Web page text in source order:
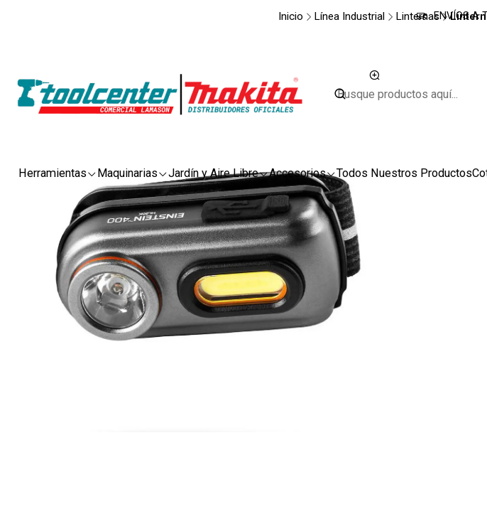
Herramientas Maquinarias Jardín y Aire Libre Accesorios Todos Nuestros Productos
ENVÍOS A
Inicio Línea Industrial Linternas